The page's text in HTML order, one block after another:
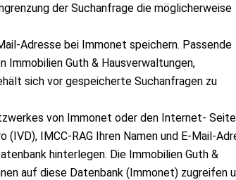
der Suchanfrage die möglicherweise
Adresse bei Immonet speichern. Passende
Immobilien Guth & Hausverwaltungen,
sich vor gespeicherte Suchanfragen zu
von Immonet oder den Internet-
IMCC-RAG Ihren Namen und E-Mail-
hinterlegen. Die Immobilien Guth &
auf diese Datenbank (Immonet) zugreifen